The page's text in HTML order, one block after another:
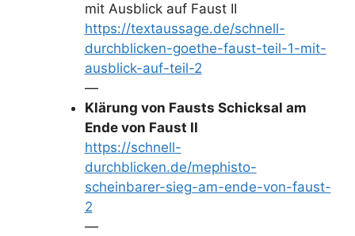
mit Ausblick auf Faust II
https://textaussage.de/schnell-
durchblicken-goethe-faust-teil-1-mit-
ausblick-auf-teil-2
—
Klärung von Fausts Schicksal am
Ende von Faust II
https://schnell-
durchblicken.de/mephisto-
scheinbarer-sieg-am-ende-von-faust-
2
—